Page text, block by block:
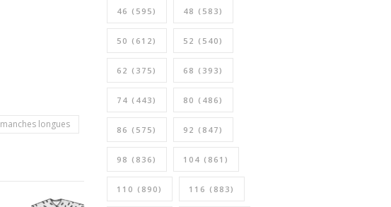
manches longues
46 (595) 48 (583)
50 (612) 52 (540)
62 (375) 68 (393)
74 (443) 80 (486)
86 (575) 92 (847)
98 (836) 104 (861)
110 (890) 116 (883)